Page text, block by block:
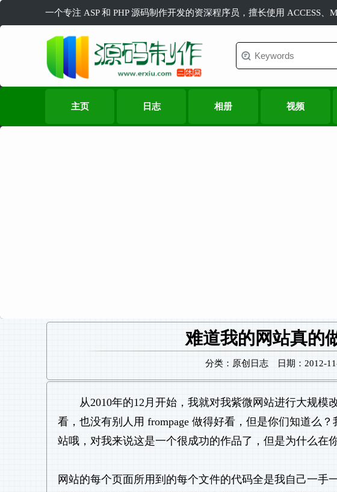
一个专注 ASP 和 PHP 源码制作开发的资深程序员，擅长使用 ACCESS
主页 日志 相册 视频
难道我的网站真的
分类：原创日志 日期：2012-
从2010年的12月开始，我就对我紫微网站进行大规模
看，也没有别人用 frompage 做得好看，但是你们知道么
站哦，对我来说这是一个很成功的作品了，但是为什么在
网站的每个页面所用到的每个文件的代码全是我自己一手